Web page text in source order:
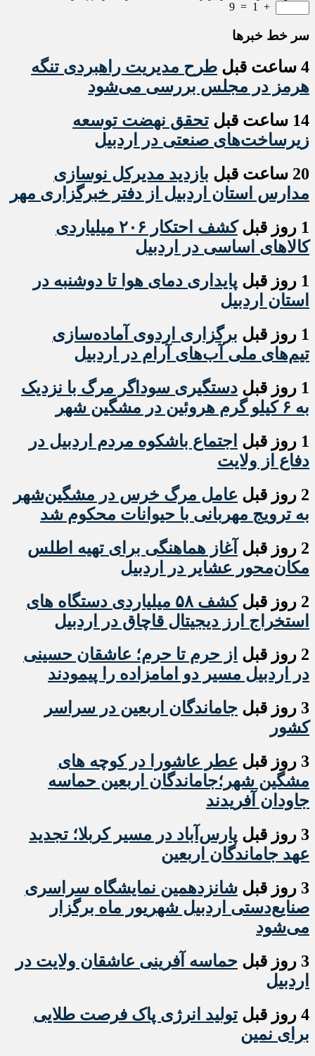
+
1
=
9
سر خط خبرها
4 ساعت قبل
طرح مدیریت راهبردی تنگه
هرمز در مجلس بررسی می‌شود
14 ساعت قبل
تحقق نهضت توسعه
زیرساخت‌های صنعتی در اردبیل
20 ساعت قبل
بازدید مدیرکل نوسازی
مدارس استان اردبیل از دفتر خبرگزاری مهر
1 روز قبل
کشف احتکار ۲۰۶ میلیاردی
کالاهای اساسی در اردبیل
1 روز قبل
پایداری دمای هوا تا دوشنبه در
استان اردبیل
1 روز قبل
برگزاری اردوی آماده‌سازی
تیم‌های ملی آب‌های آرام در اردبیل
1 روز قبل
دستگیری سوداگر مرگ با نزدیک
به ۶ کیلو گرم هروئین در مشگین شهر
1 روز قبل
اجتماع باشکوه مردم اردبیل در
دفاع از ولایت
2 روز قبل
عامل مرگ خرس در مشگین‌شهر
به ترویج مهربانی با حیوانات محکوم شد
2 روز قبل
آغاز هماهنگی برای تهیه اطلس
مکان‌محور عشایر در اردبیل
2 روز قبل
کشف ۵۸ میلیاردی دستگاه های
استخراج ارز دیجیتال قاچاق در اردبیل
2 روز قبل
از حرم تا حرم؛ عاشقان حسینی
در اردبیل مسیر دو امامزاده را پیمودند
3 روز قبل
جاماندگان اربعین در سراسر
کشور
3 روز قبل
عطر عاشورا در کوچه های
مشگین شهر؛جاماندگان اربعین حماسه
جاودان آفریدند
3 روز قبل
پارس‌آباد در مسیر کربلا؛ تجدید
عهد جاماندگان اربعین
3 روز قبل
شانزدهمین نمایشگاه سراسری
صنایع‌دستی اردبیل شهریور ماه برگزار
می‌شود
3 روز قبل
حماسه آفرینی عاشقان ولایت در
اردبیل
4 روز قبل
تولید انرژی پاک فرصت طلایی
برای نمین